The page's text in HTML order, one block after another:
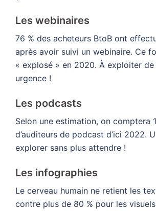
Les webinaires
76 % des acheteurs BtoB ont
après avoir suivi un webinaire. Ce
« explosé » en 2020. À exploiter
urgence !
Les podcasts
Selon une estimation, on comptera
d’auditeurs de podcast d’ici 2022.
explorer sans plus attendre !
Les infographies
Le cerveau humain ne retient les
contre plus de 80 % pour les